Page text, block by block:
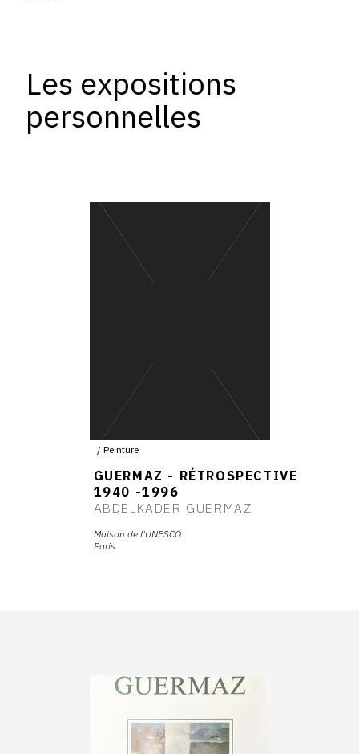
Les expositions
personnelles
Peinture
GUERMAZ - RÉTROSPECTIVE
1940 -1996
ABDELKADER GUERMAZ
Maison de l'UNESCO
Paris